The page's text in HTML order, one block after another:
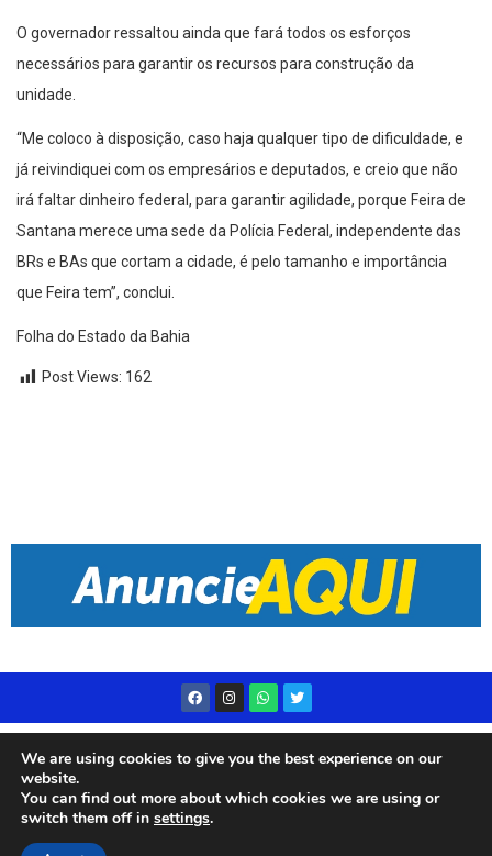
O governador ressaltou ainda que fará todos os esforços
necessários para garantir os recursos para construção da
unidade.
“Me coloco à disposição, caso haja qualquer tipo de dificuldade, e
já reivindiquei com os empresários e deputados, e creio que não
irá faltar dinheiro federal, para garantir agilidade, porque Feira de
Santana merece uma sede da Polícia Federal, independente das
BRs e BAs que cortam a cidade, é pelo tamanho e importância
que Feira tem”, conclui.
Folha do Estado da Bahia
Post Views: 162
© 2023 Rádio Subae – Todos os direitos reservados
We are using cookies to give you the best experience on our
website.
You can find out more about which cookies we are using or
switch them off in settings.